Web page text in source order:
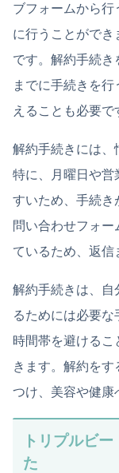
ブフォームから
に行うことがで
です。解約手続
までに手続きを
えることも必要で
解約手続きには、
特に、月曜日や営
すいため、手続き
問い合わせフォ
ているため、返信
解約手続きは、自
るためには必要
時間帯を避ける
きます。解約を
つけ、美容や健康
トリプルビ
た